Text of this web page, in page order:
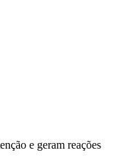
e geram reações